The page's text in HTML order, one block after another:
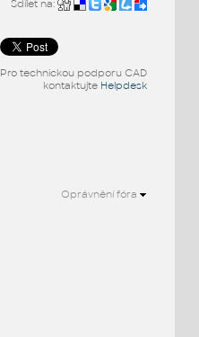
Sdílet na:
Pro technickou podporu CAD
kontaktujte Helpdesk
Oprávnění fóra